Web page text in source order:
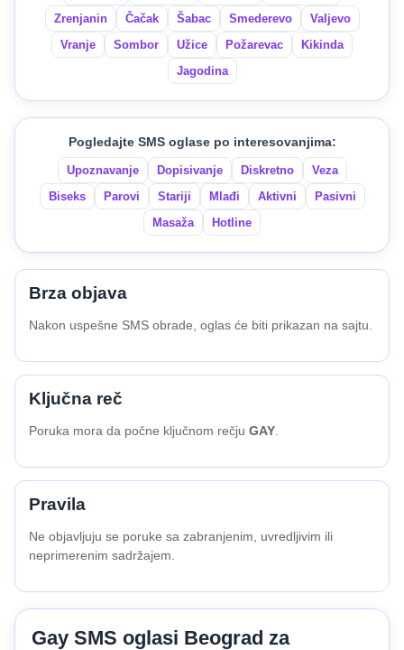
Zrenjanin
Čačak Šabac Smederevo
Valjevo
Vranje
Sombor Užice Požarevac
Kikinda
Jagodina
Pogledajte SMS oglase po interesovanjima:
Upoznavanje Dopisivanje Diskretno
Veza
Biseks
Parovi Stariji Mlađi Aktivni
Pasivni
Masaža
Hotline
Brza objava
Nakon uspešne SMS obrade, oglas će biti prikazan na sajtu.
Ključna reč
Poruka mora da počne ključnom rečju GAY
Pravila
Ne objavljuju se poruke sa zabranjenim, uvredljivim ili
neprimerenim sadržajem.
Gay SMS oglasi Beograd za